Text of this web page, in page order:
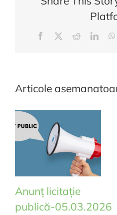
Facebook Reddit
Articole
Anunț licitație
publică-05.03.2026